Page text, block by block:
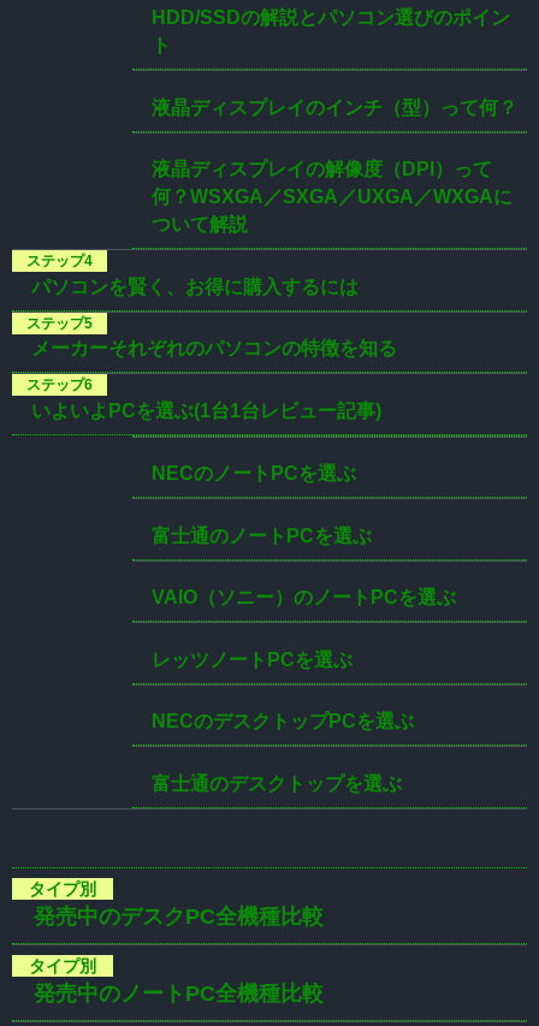
HDD/SSDの解説とパソコン選びのポイン
ト
液晶ディスプレイのインチ（型）って何？
液晶ディスプレイの解像度（DPI）って
何？WSXGA／SXGA／UXGA／WXGAに
ついて解説
パソコンを賢く、お得に購入するには
メーカーそれぞれのパソコンの特徴を知る
いよいよPCを選ぶ(1台1台レビュー記事)
NECのノートPCを選ぶ
富士通のノートPCを選ぶ
VAIO（ソニー）のノートPCを選ぶ
レッツノートPCを選ぶ
NECのデスクトップPCを選ぶ
富士通のデスクトップを選ぶ
発売中のデスクPC全機種比較
発売中のノートPC全機種比較